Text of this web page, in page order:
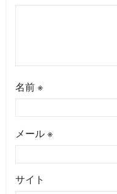
名前 ※
メール ※
サイト